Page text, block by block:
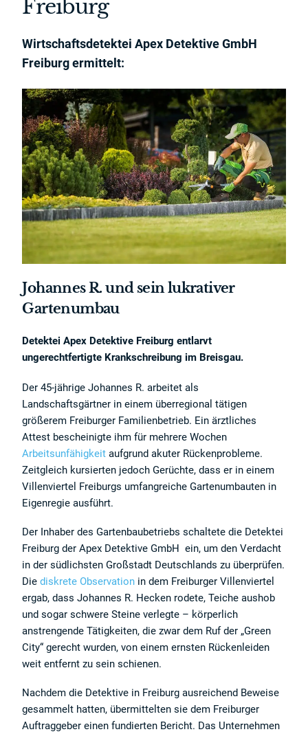
Freiburg
Wirtschaftsdetektei Apex Detektive GmbH
Freiburg ermittelt:
Johannes R. und sein lukrativer
Gartenumbau
Detektei Apex Detektive Freiburg entlarvt
ungerechtfertigte Krankschreibung im Breisgau.
Der 45-jährige Johannes R. arbeitet als
Landschaftsgärtner in einem überregional tätigen
größerem Freiburger Familienbetrieb. Ein ärztliches
Attest bescheinigte ihm für mehrere Wochen
Arbeitsunfähigkeit aufgrund akuter Rückenprobleme.
Zeitgleich kursierten jedoch Gerüchte, dass er in einem
Villenviertel Freiburgs umfangreiche Gartenumbauten in
Eigenregie ausführt.
Der Inhaber des Gartenbaubetriebs schaltete die Detektei
Freiburg der Apex Detektive GmbH ein, um den Verdacht
in der südlichsten Großstadt Deutschlands zu überprüfen.
Diediskrete Observation in dem Freiburger Villenviertel
ergab, dass Johannes R. Hecken rodete, Teiche aushob
und sogar schwere Steine verlegte – körperlich
anstrengende Tätigkeiten, die zwar dem Ruf der „Green
City“ gerecht wurden, von einem ernsten Rückenleiden
weit entfernt zu sein schienen.
Nachdem die Detektive in Freiburg ausreichend Beweise
gesammelt hatten, übermittelten sie dem Freiburger
Auftraggeber einen fundierten Bericht. Das Unternehmen
Herzlich Willkommen bei der
APEX DETEKTEI
Wir und unsere Partner setzen Cookies und Tracking-Technologien ein.
Einige Cookies und Datenverarbeitungen sind technisch notwendig,
andere helfen unser Angebot zu verbessern.
Die Verarbeitungszwecke sind: personalisierte Anzeigen mit
Profilbildung, externe Inhalte anzeigen, Optimierung des Angebots
(Marktforschung, A/B-Testing, Inhaltsempfehlungen), technisch
erforderliche Cookies (Sicherheit, Anmeldung).
Durch das Klicken des „Alle akzeptieren“-Buttons stimmen Sie der
Verarbeitung der auf Ihrem Gerät bzw. Ihrer Endeinrichtung
gespeicherten Daten wie z.B. persönlichen Identifikatoren oder IP-
Adressen für diese Verarbeitungszwecke gem. § 25 Abs. 1 TTDSG
sowie Art. 6 Abs. 1 lit. a DSGVO zu. Darüber hinaus willigen Sie gem.
verarbeiten. In diesem Fall ist es möglich, dass auch lokale Behörden
die übermittelten Daten verarbeiten.
Unter "Details anzeigen" können Sie einzelnen Datenverarbeitungen
zustimmen oder diese ablehnen. Über den Link "Cookie Einstellungen"
am Ende jeder Seite können Sie Ihre Einwilligung jederzeit bearbeiten
oder widerrufen. zur Datenschutzerklärung
UNBEDINGT ERFORDERLICH PERFORMANCE
TARGETING FUNKTIONALITÄT
DETAILS ANZEIGEN